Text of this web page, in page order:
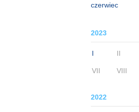
czerwiec
2023
I II
VII VIII
2022